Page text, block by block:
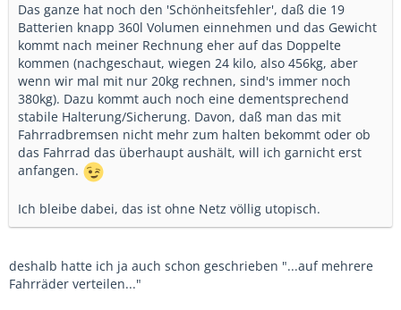
Das ganze hat noch den 'Schönheitsfehler', daß die 19
Batterien knapp 360l Volumen einnehmen und das Gewicht
kommt nach meiner Rechnung eher auf das Doppelte
kommen (nachgeschaut, wiegen 24 kilo, also 456kg, aber
wenn wir mal mit nur 20kg rechnen, sind's immer noch
380kg). Dazu kommt auch noch eine dementsprechend
stabile Halterung/Sicherung. Davon, daß man das mit
Fahrradbremsen nicht mehr zum halten bekommt oder ob
das Fahrrad das überhaupt aushält, will ich garnicht erst
anfangen.
Ich bleibe dabei, das ist ohne Netz völlig utopisch.
deshalb hatte ich ja auch schon geschrieben "...auf mehrere
Fahrräder verteilen..."